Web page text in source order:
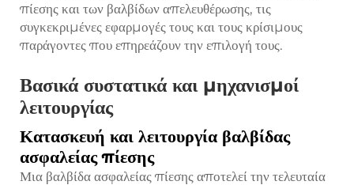
πίεσης και των βαλβίδων απελευθέρωσης, τις
συγκεκριμένες εφαρμογές τους και τους κρίσιμους
παράγοντες που επηρεάζουν την επιλογή τους.
Βασικά συστατικά και μηχανισμοί
λειτουργίας
Κατασκευή και λειτουργία βαλβίδας
ασφαλείας πίεσης
Μια βαλβίδα ασφαλείας πίεσης αποτελεί την τελευταία